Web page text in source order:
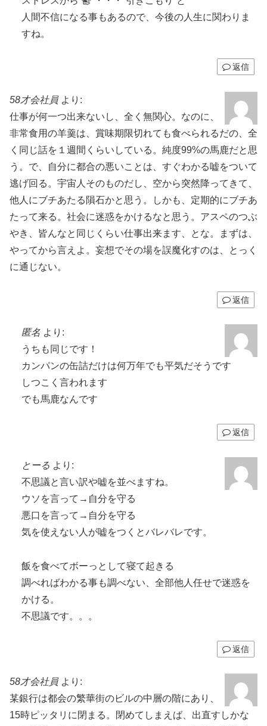
人間不信になる事もあるので、今後の人生に関わりま
すね。
返信
58才会社員 より:
仕事が何一つ出来ないし、全く無関心。なのに、
非常食用の羊羹は、賞味期限切れても食べられるだの、全
く同じ話を１週間くらいしている。純度99%の馬鹿だと思
う。で、自分に都合の悪いことは、すぐわかる嘘をついて
逃げ回る。宇宙人そのものだし、空から突然降ってきて、
他人にブチあたる隕石かと思う。しかも、定期的にブチあ
たって来る。社会に迷惑をかけるなと思う。アスペのつぶ
やき、皆んなと同じくらい仕事出来ます、とな。まずは、
やってから言えよ。妄想でその場を誤魔化すのは、とっく
に通じない。
返信
匿名 より:
うちも同じです！
カンパンの缶詰だけは何万年でも平気だそうです
しつこく言われます
でも馬鹿なんです
返信
とーる より:
不思議と言い訳や嘘を並べますね。
ウソを言って→自分を守る
悪口を言って→自分を守る
気を使えない人が嘘をつくとバレバレです。
飯を食べてボーっとして寝て起きる
調べればわかる事も調べない、全部他人任せで迷惑を
かける。
不思議です。。。
返信
58才会社員 より:
某銀行は都会の繁華街のビルの中層の階にあり、
15時ピッタリに閉まる。閉めてしまえば、出直すしかな